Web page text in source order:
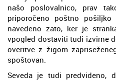
našo poslovalnico, prav
priporočeno poštno
navedeno zato, ker je
vpogled dostaviti tudi izvirne
overitve z žigom
spoštovan.
Seveda je tudi predvideno,